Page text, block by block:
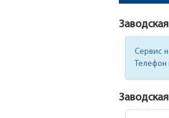
Сервис
Телефон